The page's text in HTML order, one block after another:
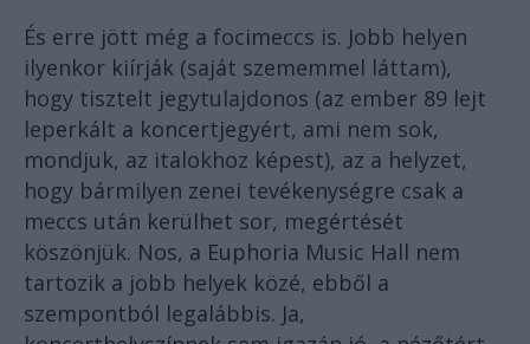
És erre jött még a focimeccs is. Jobb helyen
ilyenkor kiírják (saját szememmel láttam),
hogy tisztelt jegytulajdonos (az ember 89 lejt
leperkált a koncertjegyért, ami nem sok,
mondjuk, az italokhoz képest), az a helyzet,
hogy bármilyen zenei tevékenységre csak a
meccs után kerülhet sor, megértését
köszönjük. Nos, a Euphoria Music Hall nem
tartozik a jobb helyek közé, ebből a
szempontból legalábbis. Ja,